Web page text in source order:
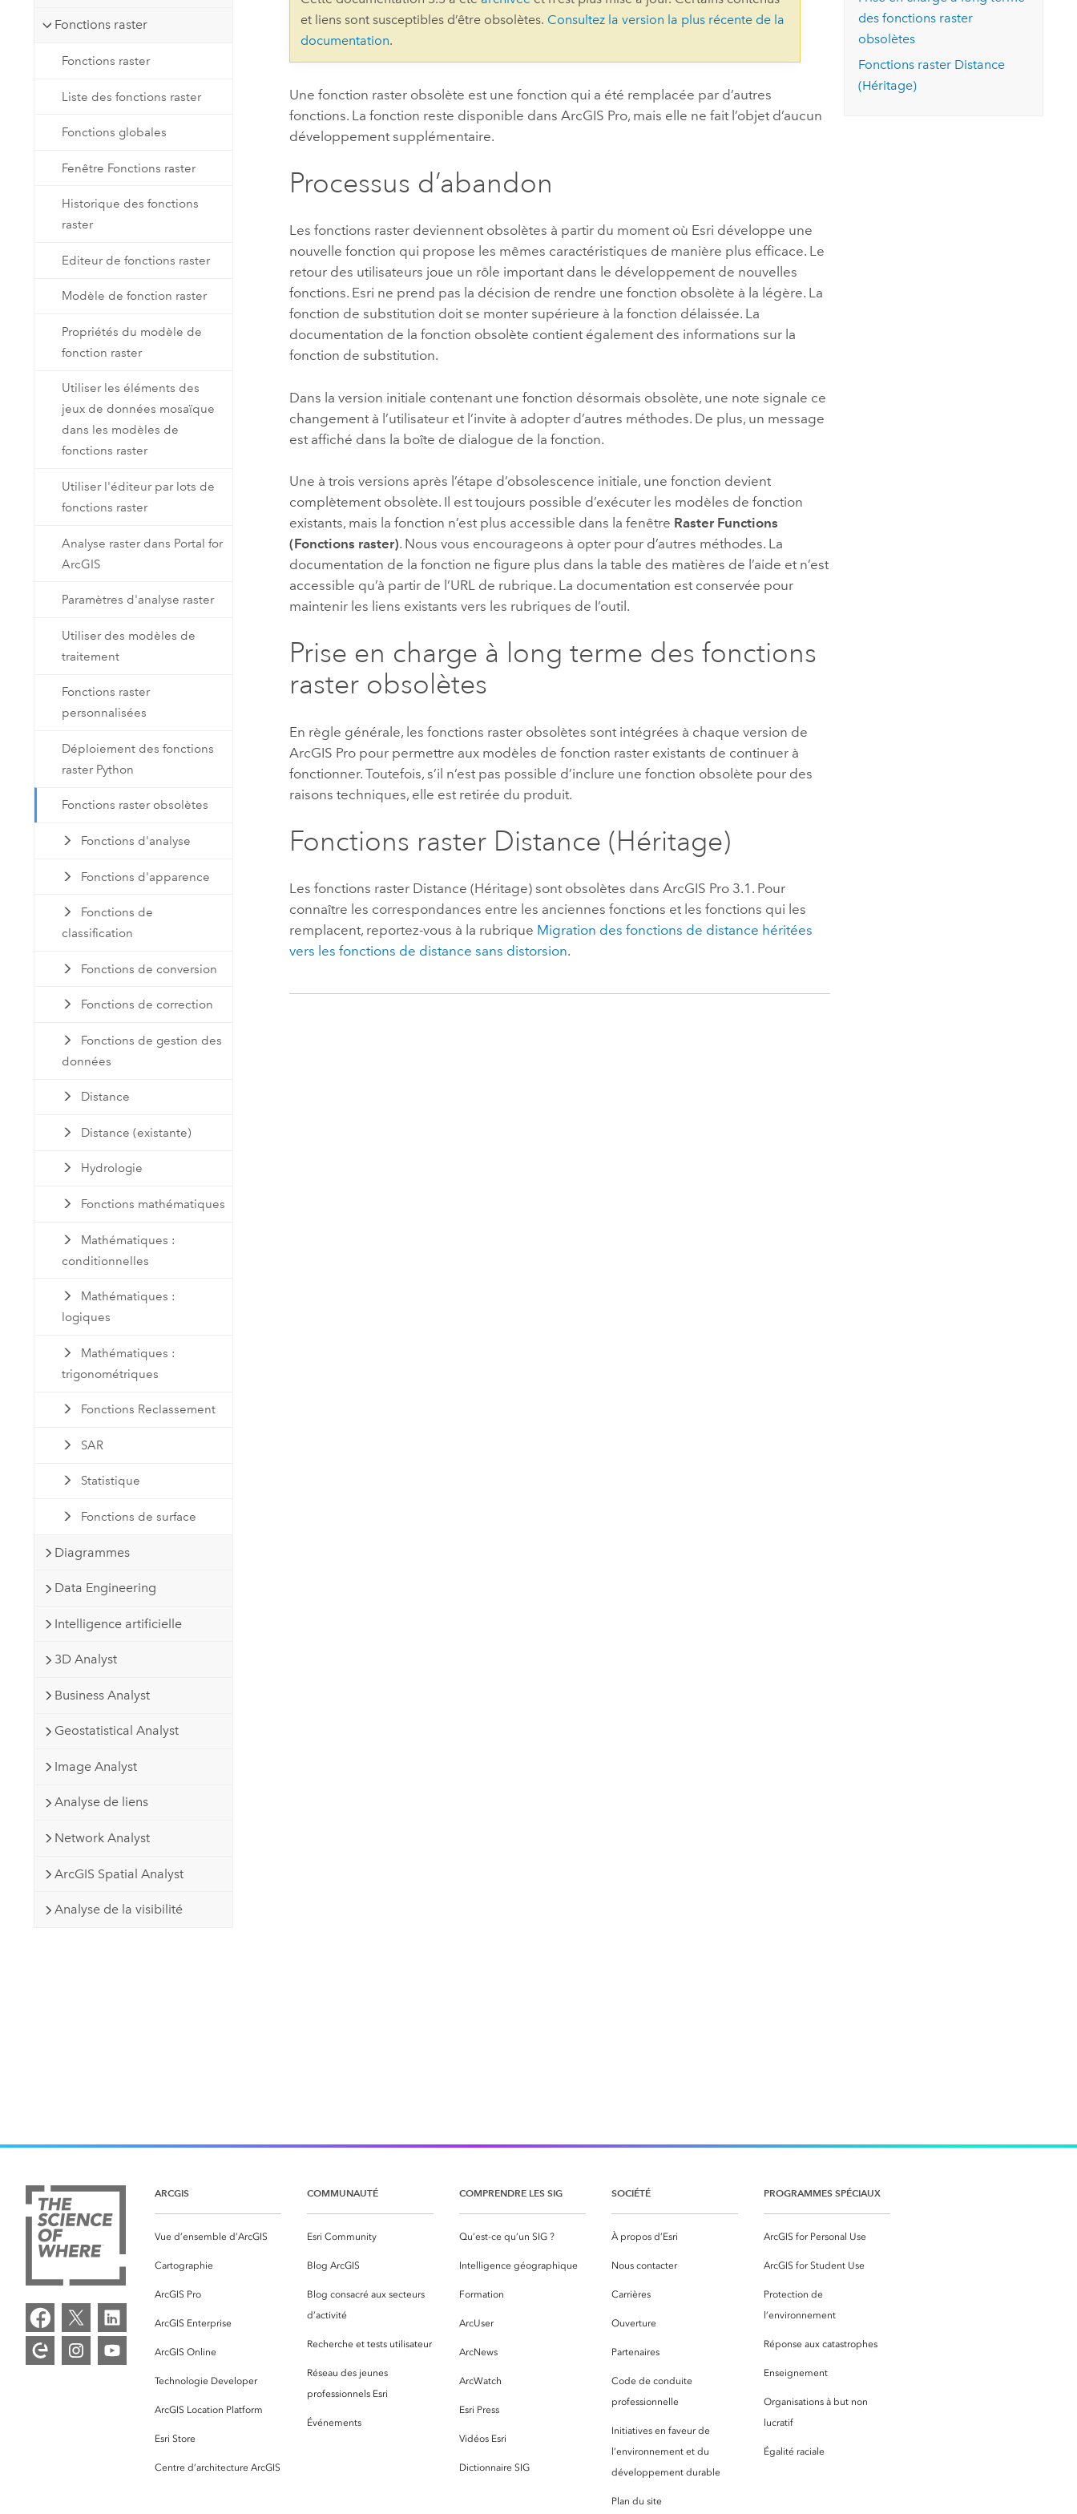
Technologie Developer
cartographie et d’analyse spatiale
Tous les produits
essai gratuit.
Découvrir ArcGIS Pro
Ressources naturelles Explorer ce cours
professionnels et
perspectives et
l’univers
Lire le récit
Fonctions raster
Fonctions raster
Liste des fonctions raster
Fonctions globales
Fenêtre Fonctions raster
Historique des fonctions
raster
Editeur de fonctions raster
Modèle de fonction raster
Propriétés du modèle de
fonction raster
Utiliser les éléments des
jeux de données mosaïque
dans les modèles de
fonctions raster
Utiliser l'éditeur par lots de
fonctions raster
Analyse raster dans Portal for
ArcGIS
Paramètres d'analyse raster
Utiliser des modèles de
traitement
Fonctions raster
personnalisées
Déploiement des fonctions
raster Python
Fonctions raster obsolètes
Fonctions d'analyse
Fonctions d'apparence
Fonctions de
classification
Fonctions de conversion
Fonctions de correction
Fonctions de gestion des
données
Distance
Distance (existante)
Hydrologie
Fonctions mathématiques
Mathématiques :
conditionnelles
Mathématiques :
logiques
Mathématiques :
trigonométriques
Fonctions Reclassement
SAR
Statistique
Fonctions de surface
Diagrammes
Data Engineering
Intelligence artificielle
3D Analyst
Business Analyst
Geostatistical Analyst
Image Analyst
Analyse de liens
Network Analyst
ArcGIS Spatial Analyst
Analyse de la visibilité
et liens sont susceptibles d’être obsolètes. Consultez la version la plus récente de la
documentation.
Une fonction raster obsolète est une fonction qui a été remplacée par d’autres
fonctions. La fonction reste disponible dansArcGIS Pro, mais elle ne fait l’objet d’aucun
développement supplémentaire.
Processus d’abandon
Les fonctions raster deviennent obsolètes à partir du moment où Esri développe une
nouvelle fonction qui propose les mêmes caractéristiques de manière plus efficace. Le
retour des utilisateurs joue un rôle important dans le développement de nouvelles
fonctions. Esri ne prend pas la décision de rendre une fonction obsolète à la légère. La
fonction de substitution doit se monter supérieure à la fonction délaissée. La
documentation de la fonction obsolète contient également des informations sur la
fonction de substitution.
Dans la version initiale contenant une fonction désormais obsolète, une note signale ce
changement à l’utilisateur et l’invite à adopter d’autres méthodes. De plus, un message
est affiché dans la boîte de dialogue de la fonction.
Une à trois versions après l’étape d’obsolescence initiale, une fonction devient
complètement obsolète. Il est toujours possible d’exécuter les modèles de fonction
existants, mais la fonction n’est plus accessible dans la fenêtre Raster Functions
(Fonctions raster). Nous vous encourageons à opter pour d’autres méthodes. La
documentation de la fonction ne figure plus dans la table des matières de l’aide et n’est
accessible qu’à partir de l’URL de rubrique. La documentation est conservée pour
maintenir les liens existants vers les rubriques de l’outil.
Prise en charge à long terme des fonctions
raster obsolètes
En règle générale, les fonctions raster obsolètes sont intégrées à chaque version de
ArcGIS Pro pour permettre aux modèles de fonction raster existants de continuer à
fonctionner. Toutefois, s’il n’est pas possible d’inclure une fonction obsolète pour des
raisons techniques, elle est retirée du produit.
Fonctions raster Distance (Héritage)
Les fonctions raster Distance (Héritage) sont obsolètes dansArcGIS Pro 3.1 . Pour
connaître les correspondances entre les anciennes fonctions et les fonctions qui les
remplacent, reportez-vous à la rubrique Migration des fonctions de distance héritées
vers les fonctions de distance sans distorsion.
des fonctions raster
obsolètes
Fonctions raster Distance
(Héritage)
ARCGIS
Vue d’ensemble d’ArcGIS
Cartographie
ArcGIS Pro
ArcGIS Enterprise
ArcGIS Online
Technologie Developer
ArcGIS Location Platform
Esri Store
Centre d’architecture ArcGIS
COMMUNAUTÉ
Esri Community
Blog ArcGIS
Blog consacré aux secteurs
d’activité
Recherche et tests utilisateur
Réseau des jeunes
professionnels Esri
Événements
COMPRENDRE LES SIG
Qu’est-ce qu’un SIG ?
Intelligence géographique
Formation
ArcUser
ArcNews
ArcWatch
Esri Press
Vidéos Esri
Dictionnaire SIG
SOCIÉTÉ
À propos d’Esri
Nous contacter
Carrières
Ouverture
Partenaires
Code de conduite
professionnelle
Initiatives en faveur de
l’environnement et du
développement durable
Plan du site
PROGRAMMES SPÉCIAUX
ArcGIS for Personal Use
ArcGIS for Student Use
Protection de
l’environnement
Réponse aux catastrophes
Enseignement
Organisations à but non
lucratif
Égalité raciale